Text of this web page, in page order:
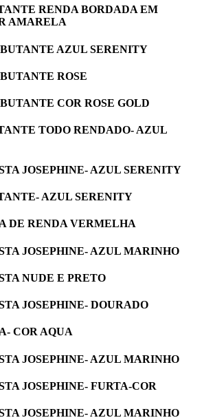
RENDA BORDADA EM
AMARELA
AZUL SERENITY
ROSE
COR ROSE GOLD
TODO RENDADO- AZUL
JOSEPHINE- AZUL SERENITY
AZUL SERENITY
DE RENDA VERMELHA
JOSEPHINE- AZUL MARINHO
NUDE E PRETO
JOSEPHINE- DOURADO
COR AQUA
JOSEPHINE- AZUL MARINHO
JOSEPHINE- FURTA-COR
JOSEPHINE- AZUL MARINHO